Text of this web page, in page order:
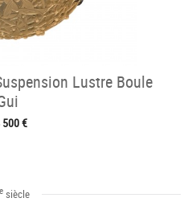
Lustre Boule
€
e siècle